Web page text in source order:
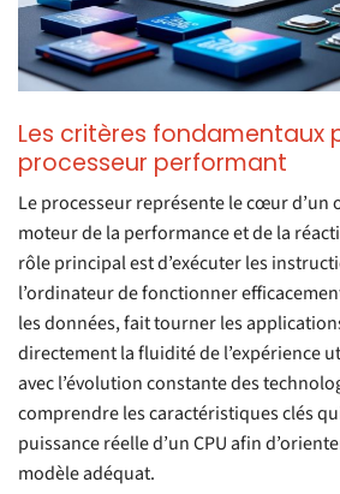
Les critères fondamentaux
processeur performant
Le processeur représente le cœur
moteur de la performance et de la
rôle principal est d’exécuter les
l’ordinateur de fonctionner
les données, fait tourner les
directement la fluidité de l’expérience
avec l’évolution constante des
comprendre les caractéristiques clés
puissance réelle d’un CPU afin
modèle adéquat.